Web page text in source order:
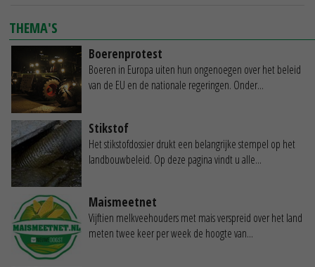
THEMA'S
Boerenprotest
Boeren in Europa uiten hun ongenoegen over het beleid
van de EU en de nationale regeringen. Onder...
Stikstof
Het stikstofdossier drukt een belangrijke stempel op het
landbouwbeleid. Op deze pagina vindt u alle...
Maismeetnet
Vijftien melkveehouders met mais verspreid over het land
meten twee keer per week de hoogte van...